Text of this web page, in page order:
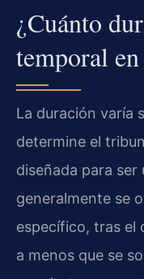
¿Cuánto
temporal
La duración varía
determine el
diseñada para
generalmente se
específico, tras el
a menos que se